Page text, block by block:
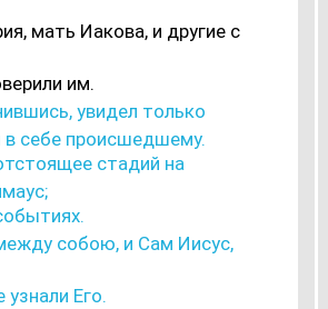
мать Иакова, и другие с
им.
увидел только
себе происшедшему.
стадий на
собою, и Сам Иисус,
Его.